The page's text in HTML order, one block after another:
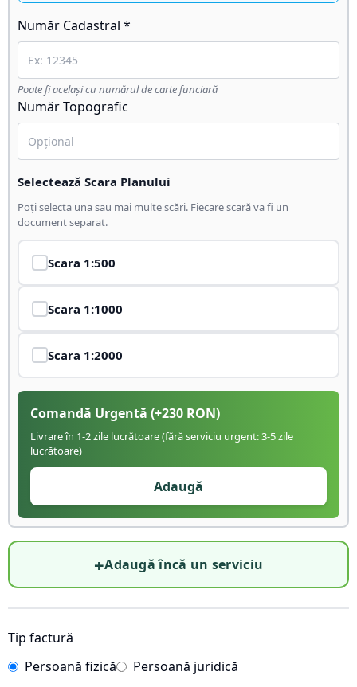
Număr Cadastral *
Poate fi același cu numărul de carte funciară
Număr Topografic
Selectează Scara Planului
Poți selecta una sau mai multe scări. Fiecare scară va fi un
document separat.
Scara 1:500
Scara 1:1000
Scara 1:2000
Comandă Urgentă (+230 RON)
Livrare în 1-2 zile lucrătoare (fără serviciu urgent: 3-5 zile
lucrătoare)
Adaugă
+Adaugă încă un serviciu
Tip factură
Persoană fizică
Persoană juridică